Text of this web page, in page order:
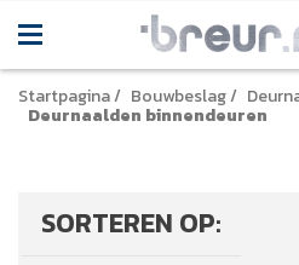
Startpagina/ Bouwbeslag/
Deurnaalden binnendeuren
SORTEREN OP: